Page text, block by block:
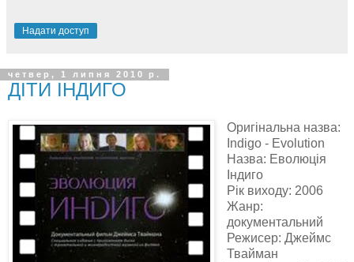
Надати доступ
четвер, 1 липня 2010 р.
ДІТИ ІНДИГО
Оригінальна назва:
Indigo - Evolution
Назва: Еволюція
Індиго
Рік виходу: 2006
Жанр:
документальний
Режисер: Джеймс
Твайман